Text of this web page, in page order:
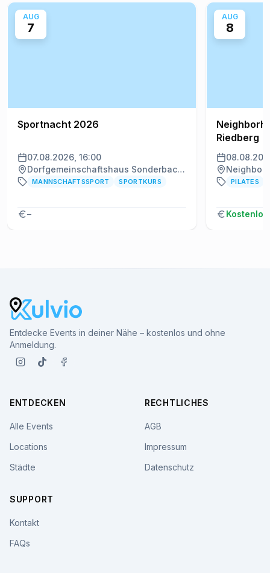
AUG
7
Sportnacht 2026
07.08.2026, 16:00
Dorfgemeinschaftshaus Sonderbach, Heppenheim
MANNSCHAFTSSPORT SPORTKURS
–
AUG
8
Riedberg
PILATES
Kostenlos
Entdecke Events in deiner Nähe – kostenlos und ohne
Anmeldung.
ENTDECKEN
Alle Events
Locations
Städte
RECHTLICHES
AGB
Impressum
Datenschutz
SUPPORT
Kontakt
FAQs